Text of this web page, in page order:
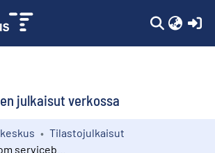
julkaisut verkossa
Tilastojulkaisut